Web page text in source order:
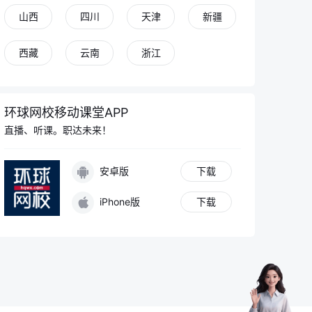
山西 四川 天津 新疆
西藏 云南 浙江
环球网校移动课堂APP
直播、听课。职达未来！
安卓版 下载
iPhone版 下载
我是你的专属AI老师
在学习过程中有任何问题都可以和我讨论
三个月备考咨询工程师来得及吗该怎么规划
逻辑框架法的核心构成要素具体有哪些